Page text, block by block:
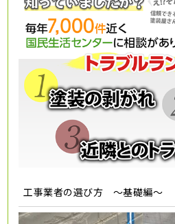
工事業者の選び方 ～基礎編～